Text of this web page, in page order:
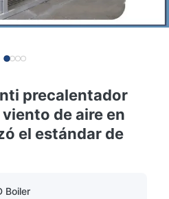
precalentador
de aire en
el estándar de
Boiler